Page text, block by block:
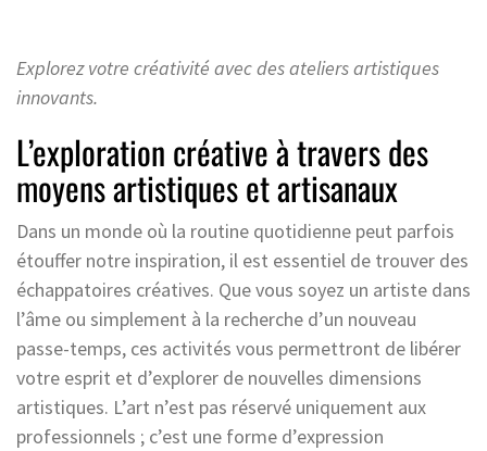
Explorez votre créativité avec des ateliers artistiques
innovants.
L’exploration créative à travers des
moyens artistiques et artisanaux
Dans un monde où la routine quotidienne peut parfois
étouffer notre inspiration, il est essentiel de trouver des
échappatoires créatives. Que vous soyez un artiste dans
l’âme ou simplement à la recherche d’un nouveau
passe-temps, ces activités vous permettront de libérer
votre esprit et d’explorer de nouvelles dimensions
artistiques. L’art n’est pas réservé uniquement aux
professionnels ; c’est une forme d’expression